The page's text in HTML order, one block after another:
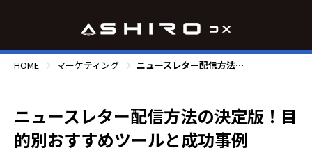
HOME マーケティング ニュースレター配信方法の決定版！目的別おすすめツールと成功事例
ニュースレター配信方法の決定版！目
的別おすすめツールと成功事例